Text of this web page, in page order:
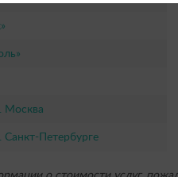
Москва
Санкт-Петербурге